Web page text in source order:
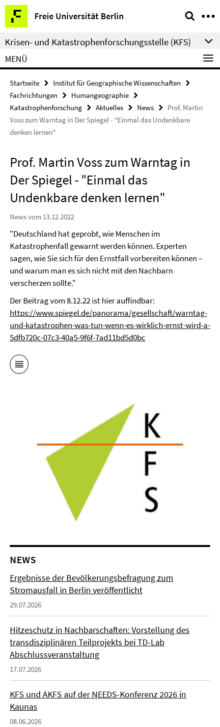
Springe
direkt
zu
Inhalt
Freie Universität Berlin
Service-
Navigation
Krisen- und Katastrophenforschungsstelle (KFS)
MENÜ
Startseite
Institut für Geographische Wissenschaften
Fachrichtungen
Humangeographie
Katastrophenforschung
Aktuelles News
Prof. Martin
Voss zum Warntag in Der Spiegel - "Einmal das Undenkbare
denken lernen"
Prof. Martin Voss zum Warntag in
Der Spiegel - "Einmal das
Undenkbare denken lernen"
News vom 13.12.2022
"Deutschland hat geprobt, wie Menschen im
Katastrophenfall gewarnt werden können. Experten
sagen, wie Sie sich für den Ernstfall vorbereiten können –
und warum man es sich nicht mit den Nachbarn
verscherzen sollte."
Der Beitrag vom 8.12.22 ist hier auffindbar:
https://www.spiegel.de/panorama/gesellschaft/warntag-
und-katastrophen-was-tun-wenn-es-wirklich-ernst-wird-a-
5dfb720c-07c3-40a5-9f6f-7ad11bd5d0bc
NEWS
Ergebnisse der Bevölkerungsbefragung zum
Stromausfall in Berlin veröffentlicht
29.07.2026
Hitzeschutz in Nachbarschaften: Vorstellung des
transdisziplinären Teilprojekts bei TD-Lab
Abschlussveranstaltung
17.07.2026
KFS und AKFS auf der NEEDS-Konferenz 2026 in
Kaunas
08.06.2026